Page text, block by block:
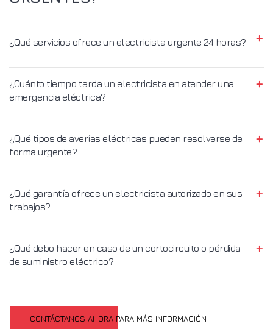
¿Qué servicios ofrece un electricista urgente 24 horas?
¿Cuánto tiempo tarda un electricista en atender una
emergencia eléctrica?
¿Qué tipos de averías eléctricas pueden resolverse de
forma urgente?
¿Qué garantía ofrece un electricista autorizado en sus
trabajos?
¿Qué debo hacer en caso de un cortocircuito o pérdida
de suministro eléctrico?
CONTÁCTANOS AHORA PARA MÁS INFORMACIÓN